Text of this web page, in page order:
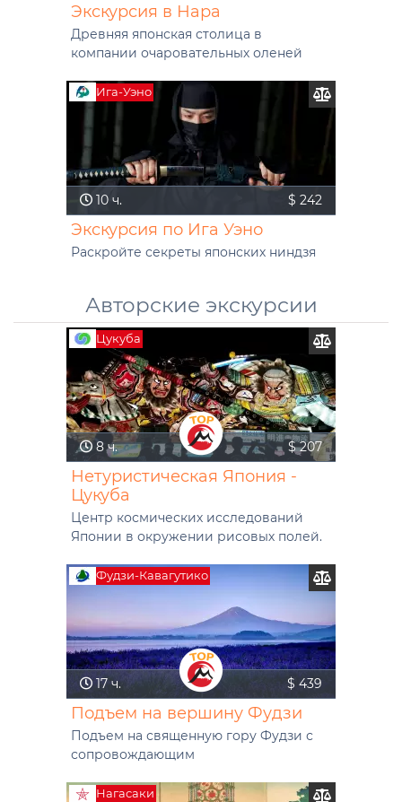
Экскурсия в Нара
Древняя японская столица в
компании очаровательных оленей
Ига-Уэно
10 ч. $ 242
Экскурсия по Ига Уэно
Раскройте секреты японских ниндзя
Авторские экскурсии
Цукуба
8 ч. $ 207
Нетуристическая Япония -
Цукуба
Центр космических исследований
Японии в окружении рисовых полей.
Фудзи-Кавагутико
17 ч. $ 439
Подъем на вершину Фудзи
Подъем на священную гору Фудзи с
сопровождающим
Нагасаки